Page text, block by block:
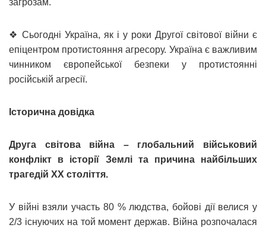
загрозам.
❖ Сьогодні Україна, як і у роки Другої світової війни є
епіцентром протистояння агресору. Україна є важливим
чинником європейської безпеки у протистоянні
російській агресії.
Історична довідка
Друга світова війна – глобальний військовий
конфлікт в історії Землі та причина найбільших
трагедій ХХ століття.
У війні взяли участь 80 % людства, бойові дії велися у
2/3 існуючих на той момент держав. Війна розпочалася